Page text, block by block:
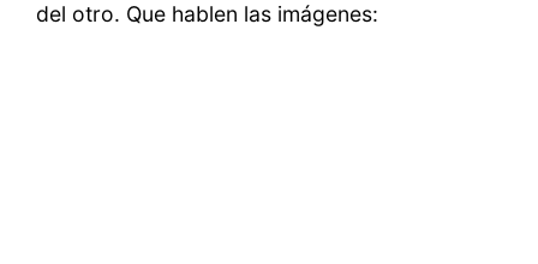
del otro. Que hablen las imágenes: